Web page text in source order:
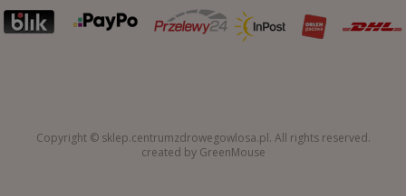
Copyright © sklep.centrumzdrowegowlosa.pl. All rights reserved.
created by GreenMouse